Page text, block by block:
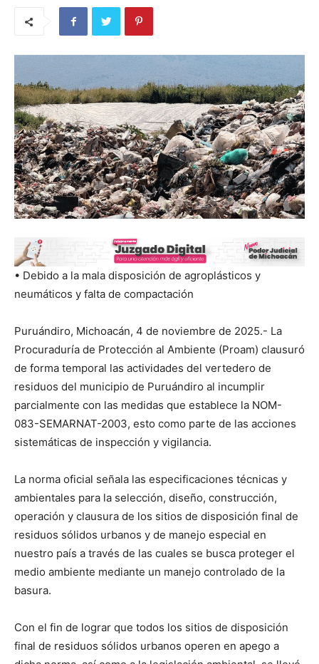
• Debido a la mala disposición de agroplásticos y
neumáticos y falta de compactación
Puruándiro, Michoacán, 4 de noviembre de 2025.- La
Procuraduría de Protección al Ambiente (Proam) clausuró
de forma temporal las actividades del vertedero de
residuos del municipio de Puruándiro al incumplir
parcialmente con las medidas que establece la NOM-
083-SEMARNAT-2003, esto como parte de las acciones
sistemáticas de inspección y vigilancia.
La norma oficial señala las especificaciones técnicas y
ambientales para la selección, diseño, construcción,
operación y clausura de los sitios de disposición final de
residuos sólidos urbanos y de manejo especial en
nuestro país a través de las cuales se busca proteger el
medio ambiente mediante un manejo controlado de la
basura.
Con el fin de lograr que todos los sitios de disposición
final de residuos sólidos urbanos operen en apego a